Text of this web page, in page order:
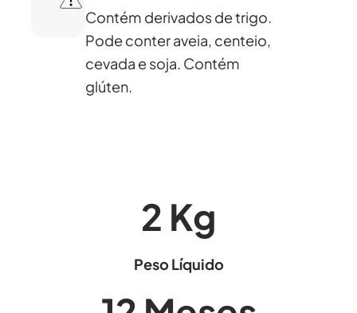
Contém derivados de trigo.
Pode conter aveia, centeio,
cevada e soja. Contém
glúten.
2 Kg
Peso Líquido